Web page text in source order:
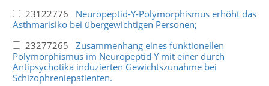
23122776 Neuropeptid-Y-Polymorphismus erhöht das
Asthmarisiko bei übergewichtigen Personen;
23277265 Zusammenhang eines funktionellen
Polymorphismus im Neuropeptid Y mit einer durch
Antipsychotika induzierten Gewichtszunahme bei
Schizophreniepatienten.